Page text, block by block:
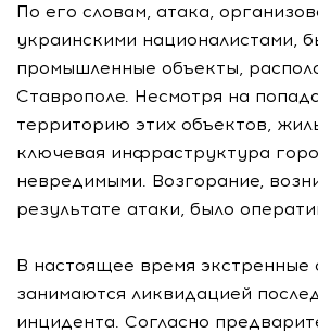
По его словам, атака,
украинскими националистами,
промышленные объекты,
Ставрополе. Несмотря на
территорию этих объектов,
ключевая инфраструктура
невредимыми. Возгорание,
результате атаки, было
В настоящее время экстренные
занимаются ликвидацией
инцидента. Согласно